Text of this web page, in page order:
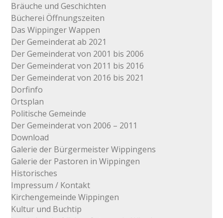
Bräuche und Geschichten
Bücherei Öffnungszeiten
Das Wippinger Wappen
Der Gemeinderat ab 2021
Der Gemeinderat von 2001 bis 2006
Der Gemeinderat von 2011 bis 2016
Der Gemeinderat von 2016 bis 2021
Dorfinfo
Ortsplan
Politische Gemeinde
Der Gemeinderat von 2006 – 2011
Download
Galerie der Bürgermeister Wippingens
Galerie der Pastoren in Wippingen
Historisches
Impressum / Kontakt
Kirchengemeinde Wippingen
Kultur und Buchtip